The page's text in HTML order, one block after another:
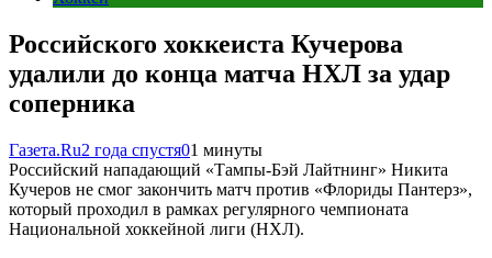
Российского хоккеиста Кучерова
удалили до конца матча НХЛ за удар
соперника
Газета.Ru2 года спустя01 минуты
Российский нападающий «Тампы-Бэй Лайтнинг» Никита
Кучеров не смог закончить матч против «Флориды Пантерз»,
который проходил в рамках регулярного чемпионата
Национальной хоккейной лиги (НХЛ).